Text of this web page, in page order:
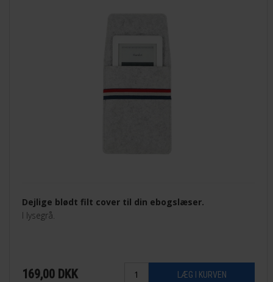
Dejlige blødt filt cover til din ebogslæser.
I lysegrå.
169,00 DKK